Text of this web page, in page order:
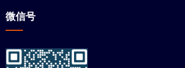
微信号